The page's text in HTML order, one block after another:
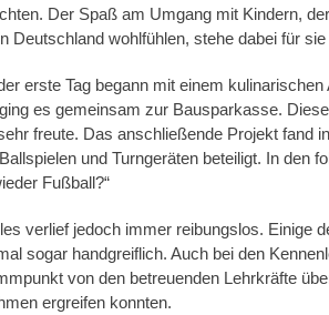
Der Spaß am Umgang mit Kindern,
Deutschland wohlfühlen, stehe dabei für
erste Tag begann mit einem
es gemeinsam zur Bausparkasse.
freute. Das anschließende Projekt fand
und Turngeräten beteiligt. In den
Fußball?“
verlief jedoch immer reibungslos. Einige
sogar handgreiflich. Auch bei den
von den betreuenden Lehrkräfte
ergreifen konnten.